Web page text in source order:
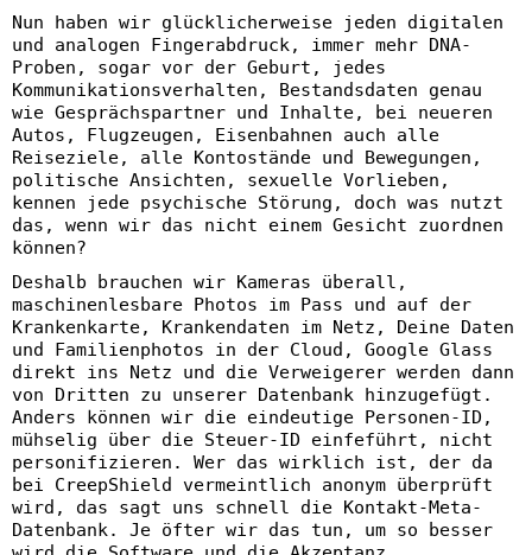
Nun haben wir glücklicherweise jeden digitalen
und analogen Fingerabdruck, immer mehr DNA-
Proben, sogar vor der Geburt, jedes
Kommunikationsverhalten, Bestandsdaten genau
wie Gesprächspartner und Inhalte, bei neueren
Autos, Flugzeugen, Eisenbahnen auch alle
Reiseziele, alle Kontostände und Bewegungen,
politische Ansichten, sexuelle Vorlieben,
kennen jede psychische Störung, doch was nutzt
das, wenn wir das nicht einem Gesicht zuordnen
können?
Deshalb brauchen wir Kameras überall,
maschinenlesbare Photos im Pass und auf der
Krankenkarte, Krankendaten im Netz, Deine Daten
und Familienphotos in der Cloud, Google Glass
direkt ins Netz und die Verweigerer werden dann
von Dritten zu unserer Datenbank hinzugefügt.
Anders können wir die eindeutige Personen-ID,
mühselig über die Steuer-ID einfeführt, nicht
personifizieren. Wer das wirklich ist, der da
bei CreepShield vermeintlich anonym überprüft
wird, das sagt uns schnell die Kontakt-Meta-
Datenbank. Je öfter wir das tun, um so besser